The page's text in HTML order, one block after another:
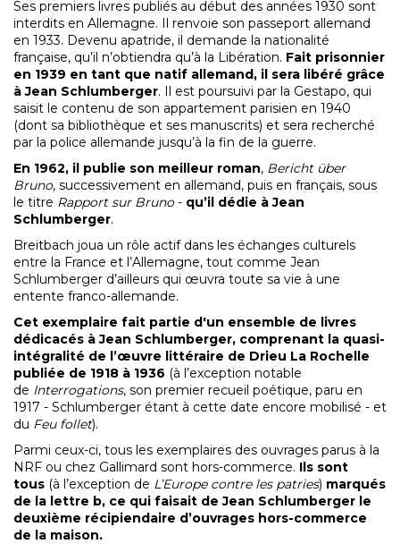
Ses premiers livres publiés au début des années 1930 sont
interdits en Allemagne. Il renvoie son passeport allemand
en 1933. Devenu apatride, il demande la nationalité
française, qu’il n’obtiendra qu’à la Libération. Fait prisonnier
en 1939 en tant que natif allemand, il sera libéré grâce
à Jean Schlumberger. Il est poursuivi par la Gestapo, qui
saisit le contenu de son appartement parisien en 1940
(dont sa bibliothèque et ses manuscrits) et sera recherché
par la police allemande jusqu’à la fin de la guerre.
En 1962, il publie son meilleur roman, Bericht über
Bruno, successivement en allemand, puis en français, sous
le titre Rapport sur Bruno- qu’il dédie à Jean
Schlumberger.
Breitbach joua un rôle actif dans les échanges culturels
entre la France et l’Allemagne, tout comme Jean
Schlumberger d’ailleurs qui œuvra toute sa vie à une
entente franco-allemande.
Cet exemplaire fait partie d'un ensemble de livres
dédicacés à Jean Schlumberger, comprenant la quasi-
intégralité de l’œuvre littéraire de Drieu La Rochelle
publiée de 1918 à 1936 (à l’exception notable
de Interrogations, son premier recueil poétique, paru en
1917 - Schlumberger étant à cette date encore mobilisé - et
du Feu follet).
Parmi ceux-ci, tous les exemplaires des ouvrages parus à la
NRF ou chez Gallimard sont hors-commerce. Ils sont
tous (à l’exception de L’Europe contre les patries) marqués
de la lettre b, ce qui faisait de Jean Schlumberger le
deuxième récipiendaire d’ouvrages hors-commerce
de la maison.